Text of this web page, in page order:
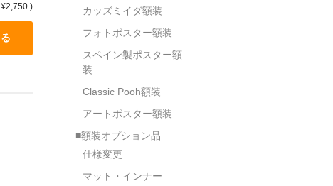
¥2,750 )
カッズミイダ額装
フォトポスター額装
スペイン製ポスター額
装
Classic Pooh額装
アートポスター額装
■額装オプション品
仕様変更
マット・インナー